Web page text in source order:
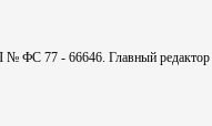
№ ФС 77 - 66646. Главный